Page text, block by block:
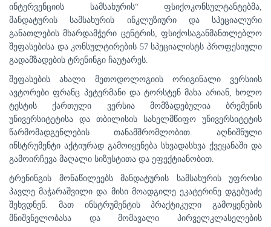
ინტერვენციის სამსახურის“ ფსიქოკონსულტანტებმა
მანდატურის სამსახურის ინკლუზიური და სპეციალური
განათლების მხარდამჭერი ცენტრის,ფსიქოსაგანმანთლებლო
შეფასებისა და კონსულტირების 57 სპეციალისტს პროფესიული
გადამზადების ტრენინგი ჩაუტარეს
შეფასების ახალი მეთოდოლოგიის ორიგინალი ვერსიის
ავტორები ფრანც პეტერმანი და ტორსტენ მახა არიან, ხოლო
ტესტის ქართული ვერსია მომზადებულია ბრემენის
უნივერსიტეტისა და თბილისის სახელმწიფო უნივერსიტეტის
წარმომადგენლების თანამშრომლობით. აღნიშნული
ინსტრუმენტი აქტიურად გამოიყენება სხვადასხვა ქვეყანაში და
გამოირჩევა მაღალი სიზუსტითა და ეფექტიანობით.
ტრენინგის მონაწილეებს მანდატურის სამსახურის უფროსი
პავლე მაჭარაშვილი და მისი მოადგილე ეკატერინე დგებუაძე
შეხვდნენ. მათ ინსტრუმენტის პრაქტიკული გამოყენების
მნიშვნელობასა და მომავალი პირველკლასელების